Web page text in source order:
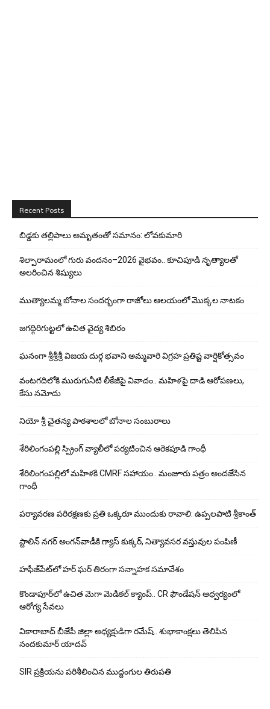
Recent Posts
బిడ్డ‌కు త‌ల్లిపాలు అమృతంతో స‌మానం: లోవ‌కుమారి
శిల్పారామంలో గురు వందనం–2026 వైభవం.. కూచిపూడి నృత్యాలతో
అలరించిన శిష్యులు
ముత్యాలమ్మ బోనాల సందర్భంగా రాజోలు ఆలయంలో మొక్కల నాటకం
జగద్గిరిగుట్టలో ఉచిత వైద్య శిబిరం
ఘనంగా శ్రీశ్రీశ్రీ విజయ దుర్గ భవాని అమ్మవారి విగ్రహ ప్రతిష్ట వార్షికోత్సవం
వంటగదిలోకి మురుగునీటి లీకేజీపై వివాదం.. మహిళపై దాడి ఆరోపణలు,
కేసు నమోదు
నియో శ్రీ చైతన్య పాఠశాలలో బోనాల సంబురాలు
శేరిలింగంపల్లి స్ప్రింగ్ వ్యాలీలో పర్యటించిన ఆరెకపూడి గాంధీ
శేరిలింగంపల్లిలో మ‌హిళ‌కి CMRF స‌హాయం.. మంజూరు పత్రం అందజేసిన
గాంధీ
పర్యావరణ పరిరక్షణకు ప్రతి ఒక్కరూ ముందుకు రావాలి: ఉప్పలపాటి శ్రీకాంత్
స్టాలిన్ నగర్ అంగన్‌వాడీకి గ్యాస్ కుక్కర్, నిత్యావసర వస్తువుల పంపిణీ
హఫీజ్‌పేట్‌లో హర్ ఘర్ తిరంగా సన్నాహక సమావేశం
కొండాపూర్‌లో ఉచిత మెగా మెడికల్ క్యాంప్.. CR ఫౌండేషన్ ఆధ్వర్యంలో
ఆరోగ్య సేవలు
వికారాబాద్ బీజేపీ జిల్లా అధ్యక్షుడిగా రమేష్‌.. శుభాకాంక్షలు తెలిపిన
నందకుమార్ యాదవ్
SIR ప్రక్రియను పరిశీలించిన ముద్దంగుల తిరుపతి